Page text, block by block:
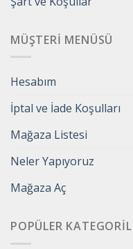
MÜŞTERI MENÜSÜ
Hesabım
İptal ve İade Koşulları
Mağaza Listesi
Neler Yapıyoruz
Mağaza Aç
POPÜLER